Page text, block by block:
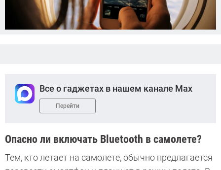
Все о гаджетах в нашем канале Max
Перейти
Опасно ли включать Bluetooth в самолете?
Тем, кто летает на самолете, обычно предлагается